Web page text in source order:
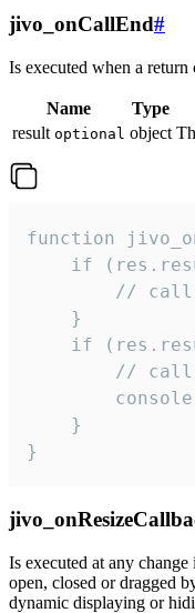
jivo_onCallEnd#
Is executed when a return
Name Type
result optional object
function
if
//
    }
if
//
    }
}
Is executed at any
open, closed or dragged
dynamic displaying or